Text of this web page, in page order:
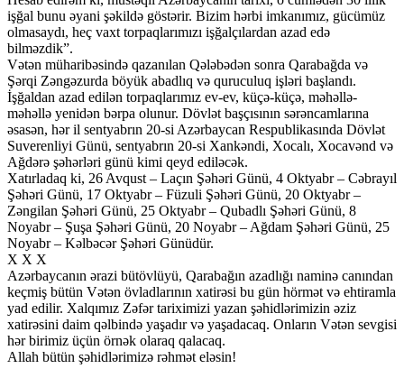
işğal bunu əyani şəkildə göstərir. Bizim hərbi imkanımız, gücümüz
olmasaydı, heç vaxt torpaqlarımızı işğalçılardan azad edə
bilməzdik”.
Vətən müharibəsində qazanılan Qələbədən sonra Qarabağda və
Şərqi Zəngəzurda böyük abadlıq və quruculuq işləri başlandı.
İşğaldan azad edilən torpaqlarımız ev-ev, küçə-küçə, məhəllə-
məhəllə yenidən bərpa olunur. Dövlət başçısının sərəncamlarına
əsasən, hər il sentyabrın 20-si Azərbaycan Respublikasında Dövlət
Suverenliyi Günü, sentyabrın 20-si Xankəndi, Xocalı, Xocavənd və
Ağdərə şəhərləri günü kimi qeyd ediləcək.
Xatırladaq ki, 26 Avqust – Laçın Şəhəri Günü, 4 Oktyabr – Cəbrayıl
Şəhəri Günü, 17 Oktyabr – Füzuli Şəhəri Günü, 20 Oktyabr –
Zəngilan Şəhəri Günü, 25 Oktyabr – Qubadlı Şəhəri Günü, 8
Noyabr – Şuşa Şəhəri Günü, 20 Noyabr – Ağdam Şəhəri Günü, 25
Noyabr – Kəlbəcər Şəhəri Günüdür.
X X X
Azərbaycanın ərazi bütövlüyü, Qarabağın azadlığı naminə canından
keçmiş bütün Vətən övladlarının xatirəsi bu gün hörmət və ehtiramla
yad edilir. Xalqımız Zəfər tariximizi yazan şəhidlərimizin əziz
xatirəsini daim qəlbində yaşadır və yaşadacaq. Onların Vətən sevgisi
hər birimiz üçün örnək olaraq qalacaq.
Allah bütün şəhidlərimizə rəhmət eləsin!